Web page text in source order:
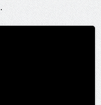
班科学